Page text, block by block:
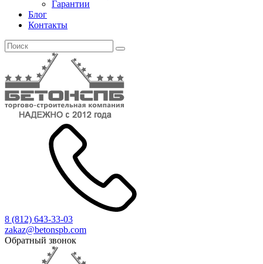
Гарантии
Блог
Контакты
8 (812) 643-33-03
zakaz@betonspb.com
Обратный звонок